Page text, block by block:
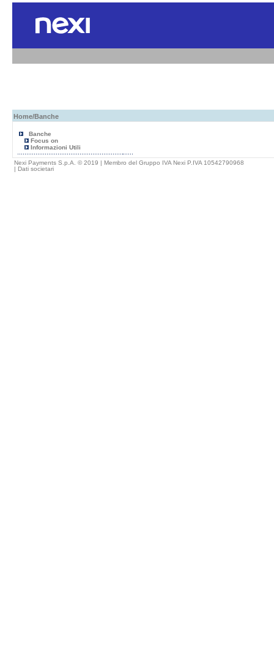
Home/Banche
Banche
Focus on
Informazioni Utili
Nexi Payments S.p.A. © 2019 | Membro del Gruppo IVA Nexi P.IVA 10542790968
| Dati societari